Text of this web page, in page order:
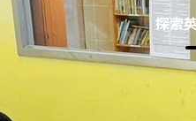
探索